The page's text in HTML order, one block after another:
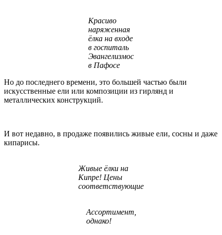
Красиво
наряженная
ёлка на входе
в госпиталь
Эвангелизмос
в Пафосе
Но до последнего времени, это большей частью были
искусственные ели или композиции из гирлянд и
металлических конструкций.
И вот недавно, в продаже появились живые ели, сосны и даже
кипарисы.
Живые ёлки на
Кипре! Цены
соответствующие
Ассортимент,
однако!